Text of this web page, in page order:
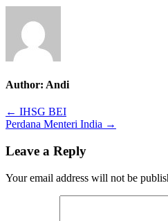
Author: Andi
Post
navigation
← IHSG BEI
Perdana Menteri India →
Leave a Reply
Your email address will not be